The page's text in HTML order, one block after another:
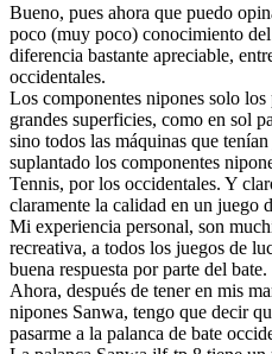
Bueno, pues ahora que puedo
poco (muy poco) conocimiento
diferencia bastante apreciable,
occidentales.
Los componentes nipones solo
grandes superficies, como en sol
sino todos las máquinas que
suplantado los componentes
Tennis, por los occidentales. Y
claramente la calidad en un juego
Mi experiencia personal, son
recreativa, a todos los juegos de
buena respuesta por parte del bate.
Ahora, después de tener en mis
nipones Sanwa, tengo que decir
pasarme a la palanca de bate